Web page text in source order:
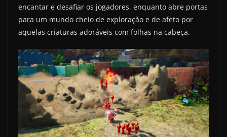
encantar e desafiar os jogadores, enquanto abre portas
para um mundo cheio de exploração e de afeto por
aquelas criaturas adoráveis com folhas na cabeça.